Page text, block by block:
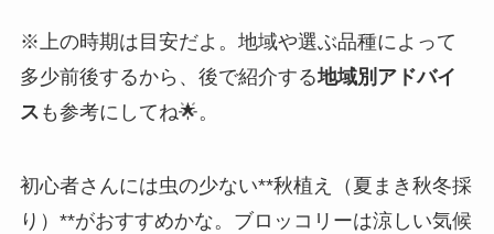
※上の時期は目安だよ。地域や選ぶ品種によって
多少前後するから、後で紹介する地域別アドバイ
ス も参考にしてね🌟。
初心者さんには虫の少ない**秋植え（夏まき秋冬採
り）**がおすすめかな。ブロッコリーは涼しい気候